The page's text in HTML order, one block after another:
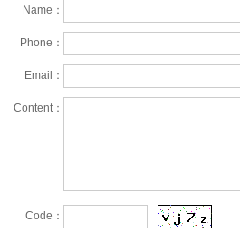
Name：
Phone：
Email：
Content：
Code：